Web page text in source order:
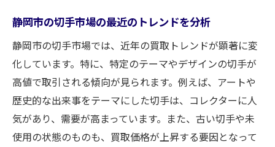
静岡市の切手市場の最近のトレンドを分析
静岡市の切手市場では、近年の買取トレンドが顕著に変
化しています。特に、特定のテーマやデザインの切手が
高値で取引される傾向が見られます。例えば、アートや
歴史的な出来事をテーマにした切手は、コレクターに人
気があり、需要が高まっています。また、古い切手や未
使用の状態のものも、買取価格が上昇する要因となって